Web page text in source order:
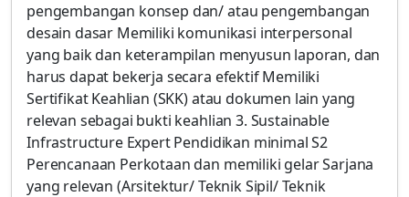
pengembangan konsep dan/ atau pengembangan
desain dasar Memiliki komunikasi interpersonal
yang baik dan keterampilan menyusun laporan, dan
harus dapat bekerja secara efektif Memiliki
Sertifikat Keahlian (SKK) atau dokumen lain yang
relevan sebagai bukti keahlian 3. Sustainable
Infrastructure Expert Pendidikan minimal S2
Perencanaan Perkotaan dan memiliki gelar Sarjana
yang relevan (Arsitektur/ Teknik Sipil/ Teknik